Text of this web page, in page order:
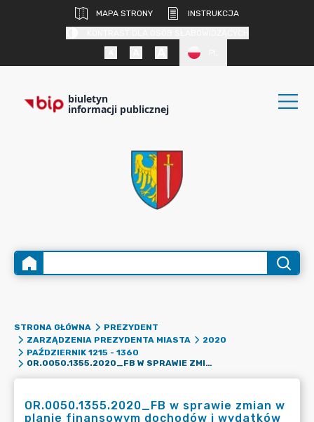
MAPA STRONY
INSTRUKCJA
biuletyn
informacji publicznej
STRONA GŁÓWNA
PREZYDENT
ZARZĄDZENIA PREZYDENTA MIASTA
2020
PAŹDZIERNIK 1215 - 1360
OR.0050.1355.2020_FB W SPRAWIE ZMIAN W PLANIE FINANSOWYM DOCHODÓW I WYDATKÓW BUDŻETU MIASTA ŻORY NA 2020 R.
OR.0050.1355.2020_FB w sprawie zmian w
planie finansowym dochodów i wydatków